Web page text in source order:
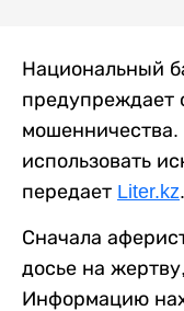
Национальный
предупреждает
использовать
передает Liter.kz.
Сначала
досье на
Информацию